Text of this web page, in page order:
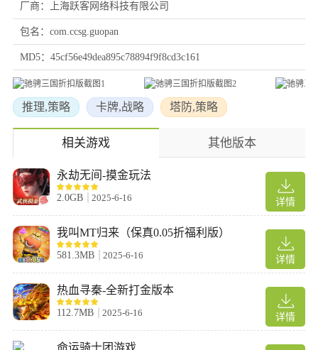
最强阵容推荐
1、陆逊、小乔、大乔、孙权和吕蒙的阵容可以看出大小乔的命运-
姐妹花加33%的速度，孙权和吕蒙的命运-劝学加34%的速度。除了
大家应该明白是真的。这套阵容，每天跑步，别人花了30分钟，你
只需10分钟就可以完成，在跑任务的时候，你跑完。遇到敌国人，
马上就可以除掉他们
2、张辽，典韦，夏侯惇，甄姬，孙尚香可以说是高水平的物理爆
发。甄姬和孙尚香的命运-才女，魏国三虎组合在一起，瞬间就能倒
下。四个输出型的将领与张辽坦克型。这套阵容的威力完美展现，
不过张辽的战斗技巧很棒，你必须感叹一下，他可以立刻把敌将拉
到你面前，他平凡的攻击有沉默的效果，直接控制敌人，让人无法
抵挡。
总之，阵容只要和每个武将的位置匹配，让你的阵型有伤害，有输
出，有辅助效果，前期角色后期好不好都不用管了，合适的阵容可
以拉。在一定程度上拉黑后，可以依靠阵容的组合，合理发挥每个
武将的优势，如果他有更强的发挥能力，那就是最好的阵容之一。
厂商：上海跃客网络科技有限公司
包名：com.ccsg.guopan
MD5：45cf56e49dea895c78894f9f8cd3c161
推理,策略 卡牌,战略 塔防,策略
相关游戏 其他版本
详情
永劫无间-摸金玩法
2.0GB 2025-6-16
详情
我叫MT归来（保真0.05折福利版）
581.3MB 2025-6-16
详情
热血寻秦-全新打金版本
112.7MB 2025-6-16
命运骑士团游戏